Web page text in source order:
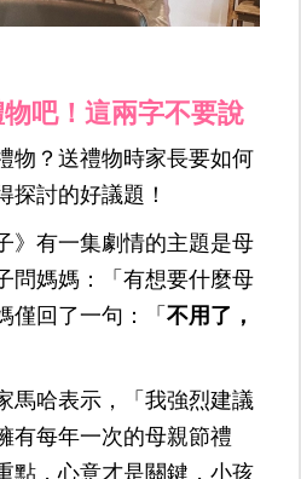
吧！這兩字不要說
物？送禮物時家長要如何
探討的好議題！
》有一集劇情的主題是母
問媽媽：「有想要什麼母
僅回了一句：「不用了，
馬哈表示，「我強烈建議
有每年一次的母親節禮
點，心意才是關鍵，小孩